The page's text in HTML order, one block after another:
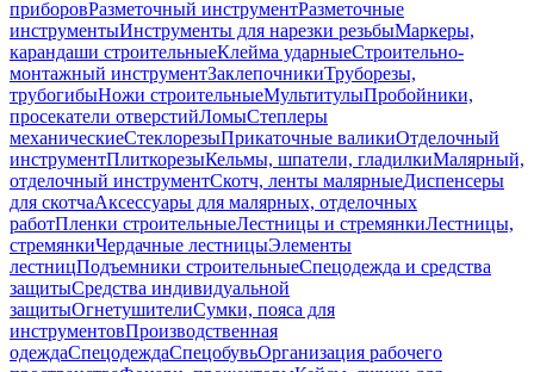
приборовРазметочный инструментРазметочные
инструментыИнструменты для нарезки резьбыМаркеры,
карандаши строительныеКлейма ударныеСтроительно-
монтажный инструментЗаклепочникиТруборезы,
трубогибыНожи строительныеМультитулыПробойники,
просекатели отверстийЛомыСтеплеры
механическиеСтеклорезыПрикаточные валикиОтделочный
инструментПлиткорезыКельмы, шпатели, гладилкиМалярный,
отделочный инструментСкотч, ленты малярныеДиспенсеры
для скотчаАксессуары для малярных, отделочных
работПленки строительныеЛестницы и стремянкиЛестницы,
стремянкиЧердачные лестницыЭлементы
лестницПодъемники строительныеСпецодежда и средства
защитыСредства индивидуальной
защитыОгнетушителиСумки, пояса для
инструментовПроизводственная
одеждаСпецодеждаСпецобувьОрганизация рабочего